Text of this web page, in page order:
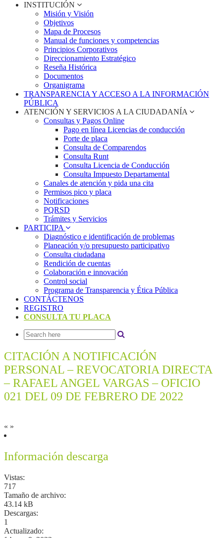
INSTITUCIÓN
Misión y Visión
Objetivos
Mapa de Procesos
Manual de funciones y competencias
Principios Corporativos
Direccionamiento Estratégico
Reseña Histórica
Documentos
Organigrama
TRANSPARENCIA Y ACCESO A LA INFORMACIÓN
PÚBLICA
ATENCIÓN Y SERVICIOS A LA CIUDADANÍA
Consultas y Pagos Online
Pago en línea Licencias de conducción
Porte de placa
Consulta de Comparendos
Consulta Runt
Consulta Licencia de Conducción
Consulta Impuesto Departamental
Canales de atención y pida una cita
Permisos pico y placa
Notificaciones
PQRSD
Trámites y Servicios
PARTICIPA
Diagnóstico e identificación de problemas
Planeación y/o presupuesto participativo​
Consulta ciudadana
Rendición de cuentas
Colaboración e innovación
Control social
Programa de Transparencia y Ética Pública
CONTÁCTENOS
REGISTRO
CONSULTA TU PLACA
CITACIÓN A NOTIFICACIÓN
PERSONAL – REVOCATORIA DIRECTA
– RAFAEL ANGEL VARGAS – OFICIO
021 DEL 09 DE FEBRERO DE 2022
« »
Información descarga
Vistas:
717
Tamaño de archivo:
43.14 kB
Descargas:
1
Actualizado: